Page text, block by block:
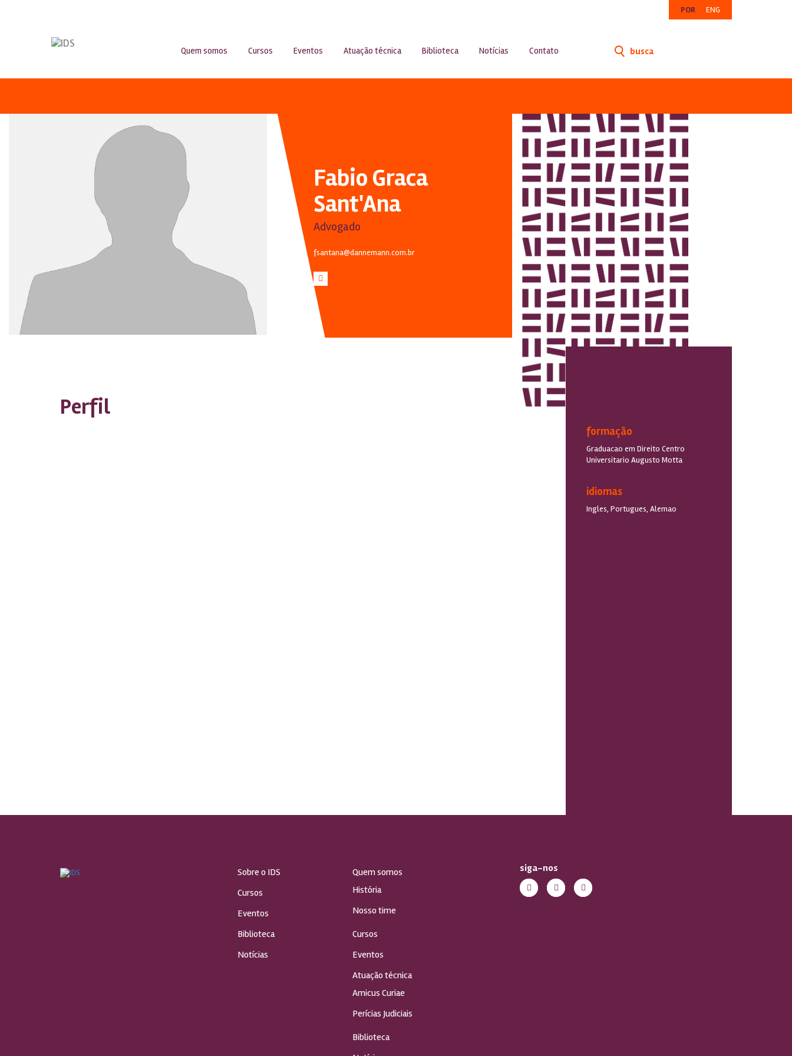
POR ENG
Quem somos Cursos Eventos Atuação técnica Biblioteca Notícias Contato busca
Fabio Graca
Sant'Ana
Advogado
fsantana@dannemann.com.br
Perfil
formação
Graduacao em Direito Centro
Universitario Augusto Motta
idiomas
Ingles, Portugues, Alemao
Sobre o IDS
Cursos
Eventos
Biblioteca
Notícias
Quem somos
História
Nosso time
Cursos
Eventos
Atuação técnica
Amicus Curiae
Perícias Judiciais
Biblioteca
siga-nos